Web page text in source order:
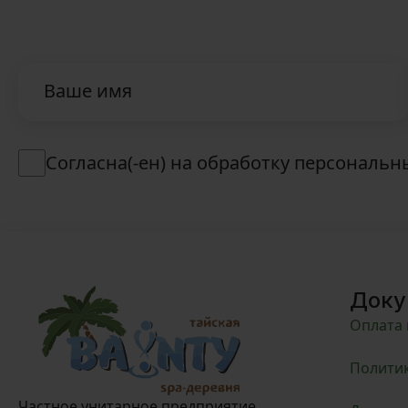
Ваше имя
Согласна(-ен) на обработку
Оплата